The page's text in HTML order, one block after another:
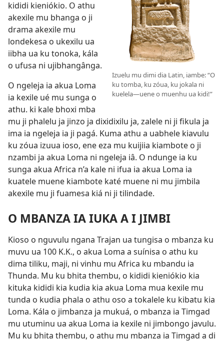
Izuelu mu dimi dia Latin, iambe: “O
ku tomba, ku zóua, ku jokala ni
kuelela—uene o muenhu ua kidi!”
kididi kieniókio. O athu
akexile mu bhanga o ji
drama akexile mu
londekesa o ukexilu ua
iibha ua ku tonoka, kála
o ufusa ni ujibhangânga.
O ngeleja ia akua Loma
ia kexile ué mu sunga o
athu. ki kale bhoxi mba
mu ji phalelu ja jinzo ja dixidixilu ja, zalele ni ji fikula ja
ima ia ngeleja ia ji pagá. Kuma athu a uabhele kiavulu
ku zóua izuua ioso, ene eza mu kuijiia kiambote o ji
nzambi ja akua Loma ni ngeleja iâ. O ndunge ia ku
sunga akua Africa n’a kale ni ifua ia akua Loma ia
kuatele muene kiambote katé muene ni mu jimbila
akexile mu ji fuamesa kiá ni ji tilindade.
O MBANZA IA IUKA A I JIMBI
Kioso o nguvulu ngana Trajan ua tungisa o mbanza ku
muvu ua 100 K.K., o akua Loma a suínisa o athu ku
dima tiliku, maji, ni vinhu mu Africa ku mbandu ia
Thunda. Mu ku bhita thembu, o kididi kieniókio kia
kituka kididi kia kudia kia akua Loma mua kexile mu
tunda o kudia phala o athu oso a tokalele ku kibatu kia
Loma. Kála o jimbanza ja mukuá, o mbanza ia Timgad
mu utuminu ua akua Loma ia kexile ni jimbongo javulu.
Mu ku bhita thembu, o athu mu mbanza ia Timgad a di